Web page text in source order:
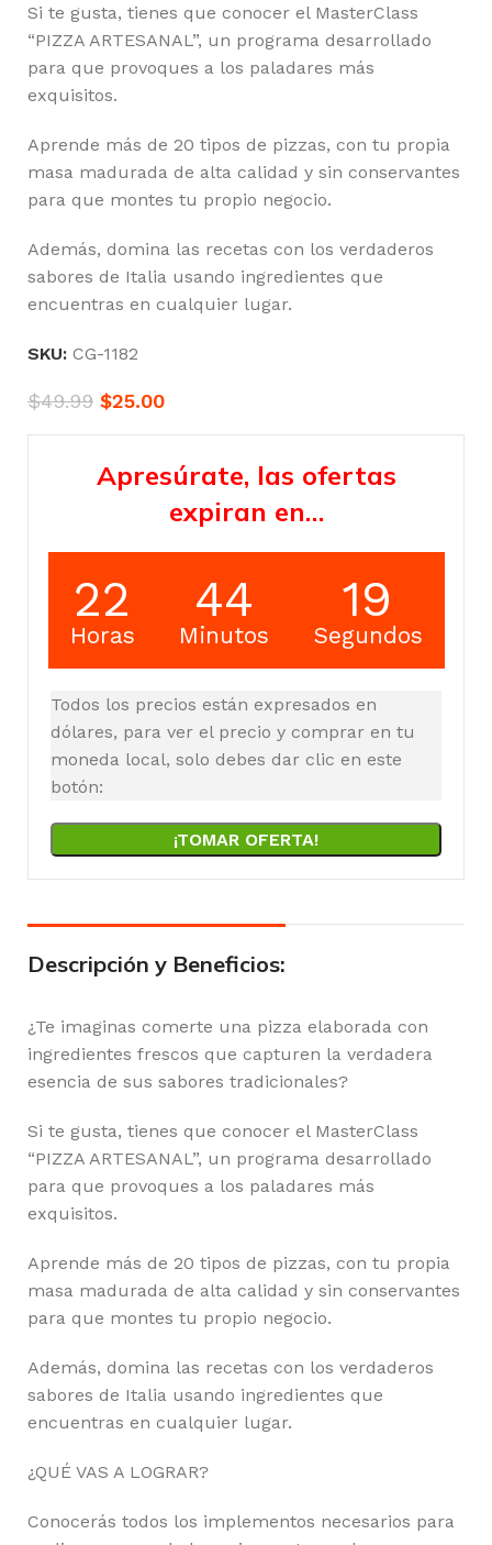
Si te gusta, tienes que conocer el MasterClass
“PIZZA ARTESANAL”, un programa desarrollado
para que provoques a los paladares más
exquisitos.
Aprende más de 20 tipos de pizzas, con tu propia
masa madurada de alta calidad y sin conservantes
para que montes tu propio negocio.
Además, domina las recetas con los verdaderos
sabores de Italia usando ingredientes que
encuentras en cualquier lugar.
SKU: CG-1182
$49.99 $25.00
Apresúrate, las ofertas
expiran en…
22
Horas
44
Minutos
19
Segundos
Todos los precios están expresados en
dólares, para ver el precio y comprar en tu
moneda local, solo debes dar clic en este
botón:
¡TOMAR OFERTA!
Descripción y Beneficios:
¿Te imaginas comerte una pizza elaborada con
ingredientes frescos que capturen la verdadera
esencia de sus sabores tradicionales?
Si te gusta, tienes que conocer el MasterClass
“PIZZA ARTESANAL”, un programa desarrollado
para que provoques a los paladares más
exquisitos.
Aprende más de 20 tipos de pizzas, con tu propia
masa madurada de alta calidad y sin conservantes
para que montes tu propio negocio.
Además, domina las recetas con los verdaderos
sabores de Italia usando ingredientes que
encuentras en cualquier lugar.
¿QUÉ VAS A LOGRAR?
Conocerás todos los implementos necesarios para